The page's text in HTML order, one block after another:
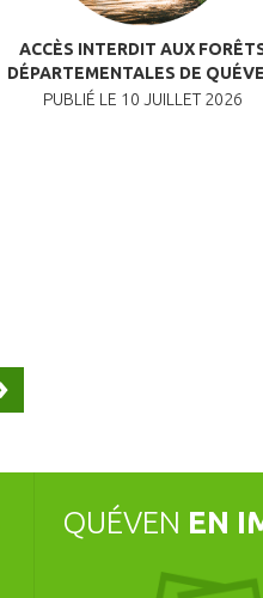
ACCÈS INTERDIT AUX
DÉPARTEMENTALES DE
PUBLIÉ LE 10 JUILLET 2026
QUÉVEN EN